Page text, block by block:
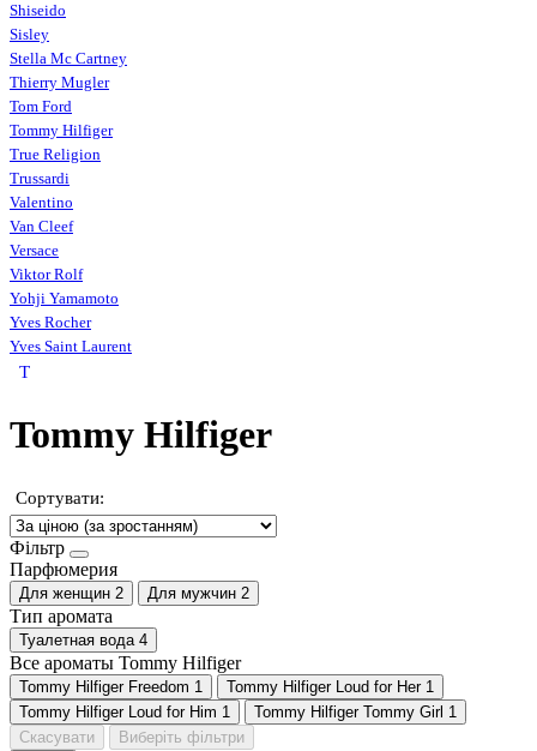
Shiseido
Sisley
Stella Mc Cartney
Thierry Mugler
Tom Ford
Tommy Hilfiger
True Religion
Trussardi
Valentino
Van Cleef
Versace
Viktor Rolf
Yohji Yamamoto
Yves Rocher
Yves Saint Laurent
T
Tommy Hilfiger
Сортувати:
Фільтр
Парфюмерия
Для женщин 2 Для мужчин 2
Тип аромата
Туалетная вода 4
Все ароматы Tommy Hilfiger
Tommy Hilfiger Freedom 1 Tommy Hilfiger Loud for Her 1
Tommy Hilfiger Loud for Him 1 Tommy Hilfiger Tommy Girl 1
Скасувати
Виберіть фільтри